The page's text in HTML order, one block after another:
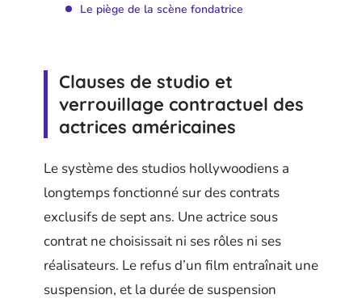
Le piège de la scène fondatrice
Clauses de studio et
verrouillage contractuel des
actrices américaines
Le système des studios hollywoodiens a
longtemps fonctionné sur des contrats
exclusifs de sept ans. Une actrice sous
contrat ne choisissait ni ses rôles ni ses
réalisateurs. Le refus d’un film entraînait une
suspension, et la durée de suspension